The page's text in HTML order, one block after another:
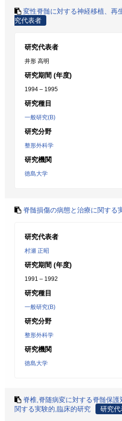
変性脊髄に対する神経移植、再
究代表者
研究代表者
井形 高明
研究期間 (年度)
1994 – 1995
研究種目
一般研究(B)
研究分野
整形外科学
研究機関
徳島大学
脊髄損傷の病態と治療に関する
研究代表者
村瀬 正昭
研究期間 (年度)
1991 – 1992
研究種目
一般研究(B)
研究分野
整形外科学
研究機関
徳島大学
脊椎,脊随病変に対する脊髄保
関する実験的,臨床的研究
研究代